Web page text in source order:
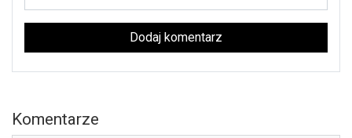
Dodaj komentarz
Komentarze